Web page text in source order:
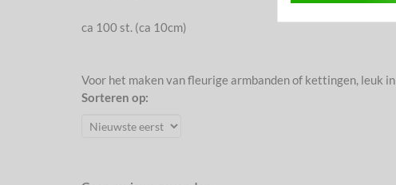
ca 100 st. (ca 10cm)
Voor het maken van fleurige armbanden of kettingen, leuk
Sorteren op: